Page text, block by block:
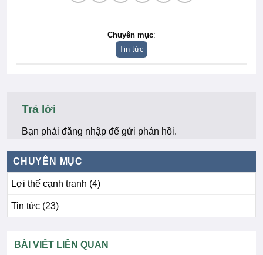
Chuyên mục:
Tin tức
Trả lời
Bạn phải đăng nhập để gửi phản hồi.
CHUYÊN MỤC
Lợi thế cạnh tranh (4)
Tin tức (23)
BÀI VIẾT LIÊN QUAN